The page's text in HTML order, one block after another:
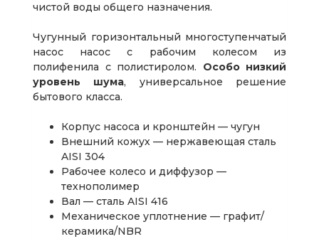
чистой воды общего назначения.
Чугунный горизонтальный многоступенчатый
насос насос с рабочим колесом из
полифенила с полистиролом. Особо низкий
уровень шума, универсальное решение
бытового класса.
Корпус насоса и кронштейн — чугун
Внешний кожух — нержавеющая сталь
AISI 304
Рабочее колесо и диффузор —
технополимер
Вал — сталь AISI 416
Механическое уплотнение — графит/
керамика/NBR